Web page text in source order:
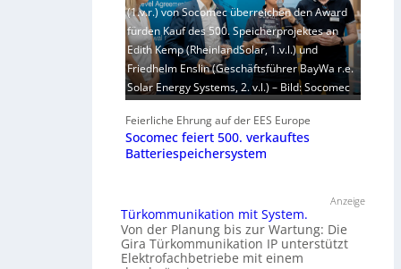
(1.v.r.) von Socomec überreichen den Award
fürden Kauf des 500. Speicherprojektes an
Edith Kemp (RheinlandSolar, 1.v.l.) und
Friedhelm Enslin (Geschäftsführer BayWa r.e.
Solar Energy Systems, 2. v.l.) – Bild: Socomec
Feierliche Ehrung auf der EES Europe
Socomec feiert 500. verkauftes
Batteriespeichersystem
Anzeige
Türkommunikation mit System.
Von der Planung bis zur Wartung: Die
Gira Türkommunikation IP unterstützt
Elektrofachbetriebe mit einem